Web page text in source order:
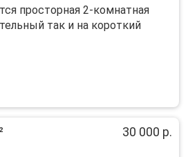
просторная 2-комнатная
так и на короткий
30 000 р.